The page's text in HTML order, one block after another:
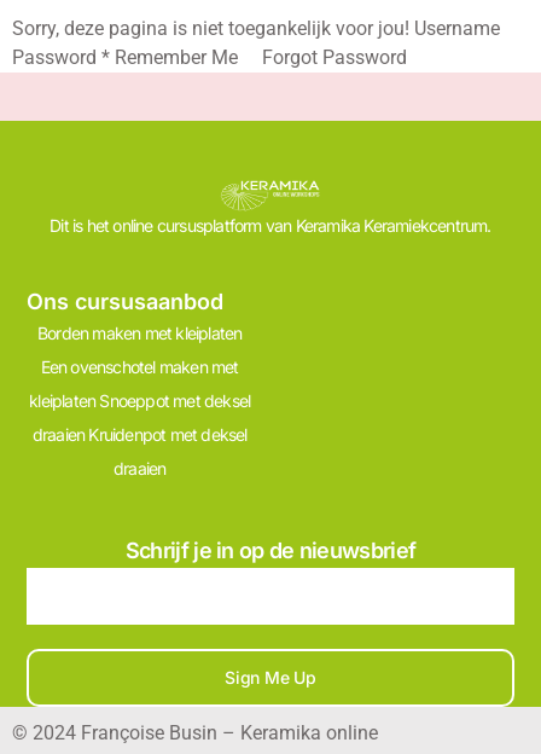
Sorry, deze pagina is niet toegankelijk voor jou! Username
Password * Remember Me Forgot Password
Dit is het online cursusplatform van Keramika Keramiekcentrum.
Ons cursusaanbod
Borden maken met kleiplaten
Een ovenschotel maken met
kleiplaten Snoeppot met deksel
draaien Kruidenpot met deksel
draaien
Schrijf je in op de nieuwsbrief
Sign Me Up
© 2024 Françoise Busin – Keramika online